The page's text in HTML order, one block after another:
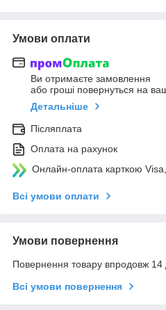
Умови оплати
Ви отримаєте замовлення
або гроші повернуться на
Детальніше
Післяплата
Оплата на рахунок
Онлайн-оплата карткою
Всі умови оплати
Умови повернення
Повернення товару впродовж 14
Всі умови повернення